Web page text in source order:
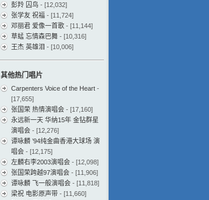
彭羚 囚鸟 - [12,032]
张学友 祝福 - [11,724]
邓丽君 爱像一首歌 - [11,144]
草蜢 忘情森巴舞 - [10,316]
王杰 英雄泪 - [10,006]
其他热门唱片
Carpenters Voice of the Heart -
[17,655]
张国荣 热情演唱会 - [17,160]
永远新一天 华纳15年 金钻群星
演唱会 - [12,276]
谭咏麟 ’94纯金曲香港大球场 演
唱会 - [12,175]
左麟右李2003演唱会 - [12,098]
张国荣跨越97演唱会 - [11,906]
谭咏麟 飞一般演唱会 - [11,818]
梁祝 电影原声带 - [11,660]